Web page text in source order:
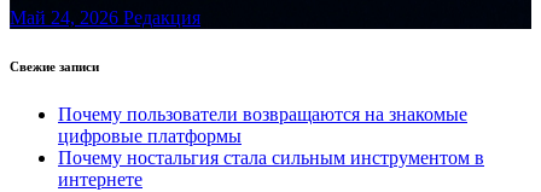
Май 24, 2026 Редакция
Свежие записи
Почему пользователи возвращаются на знакомые
цифровые платформы
Почему ностальгия стала сильным инструментом в
интернете